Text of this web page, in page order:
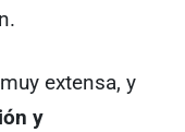
extensa, y
y